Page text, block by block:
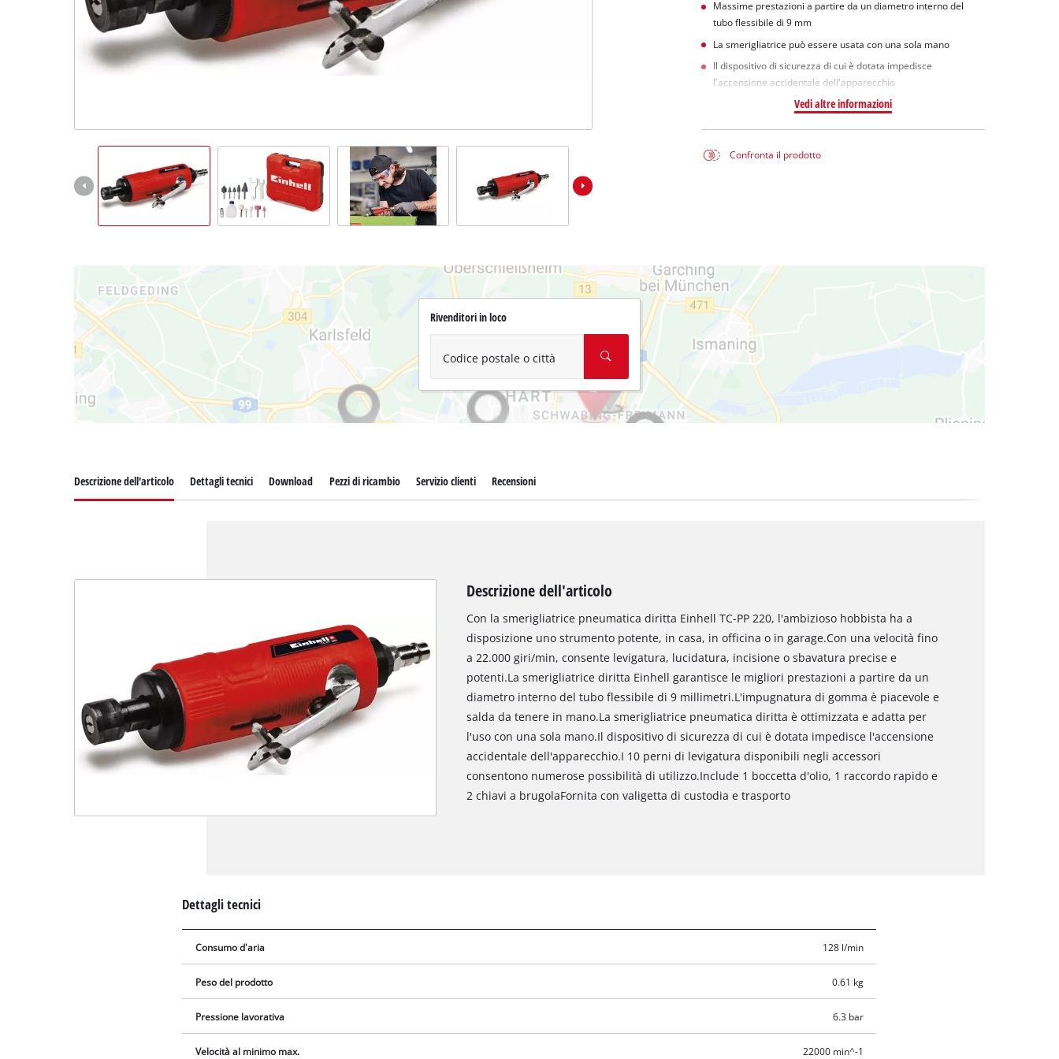
Massime prestazioni a partire da un diametro interno del
tubo flessibile di 9 mm
La smerigliatrice può essere usata con una sola mano
Il dispositivo di sicurezza di cui è dotata impedisce
l'accensione accidentale dell'apparecchio
Vedi altre informazioni
Confronta il prodotto
Rivenditori in loco
Codice postale o città
Descrizione dell'articolo Dettagli tecnici Download Pezzi di ricambio Servizio clienti Recensioni
Descrizione dell'articolo
Con la smerigliatrice pneumatica diritta Einhell TC-PP 220, l'ambizioso hobbista ha a
disposizione uno strumento potente, in casa, in officina o in garage.Con una velocità fino
a 22.000 giri/min, consente levigatura, lucidatura, incisione o sbavatura precise e
potenti.La smerigliatrice diritta Einhell garantisce le migliori prestazioni a partire da un
diametro interno del tubo flessibile di 9 millimetri.L'impugnatura di gomma è piacevole e
salda da tenere in mano.La smerigliatrice pneumatica diritta è ottimizzata e adatta per
l'uso con una sola mano.Il dispositivo di sicurezza di cui è dotata impedisce l'accensione
accidentale dell'apparecchio.I 10 perni di levigatura disponibili negli accessori
consentono numerose possibilità di utilizzo.Include 1 boccetta d'olio, 1 raccordo rapido e
2 chiavi a brugolaFornita con valigetta di custodia e trasporto
Dettagli tecnici
Consumo d'aria 128 l/min
Peso del prodotto 0.61 kg
Pressione lavorativa 6.3 bar
Velocità al minimo max. 22000 min^-1